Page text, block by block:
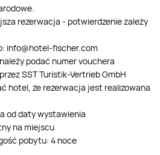
rezerwacja - potwierdzenie zależy
info@hotel-fischer.com
podać numer vouchera
SST Turistik-Vertrieb GmbH
hotel, że rezerwacja jest realizowana
od daty wystawienia
na miejscu
pobytu: 4 noce